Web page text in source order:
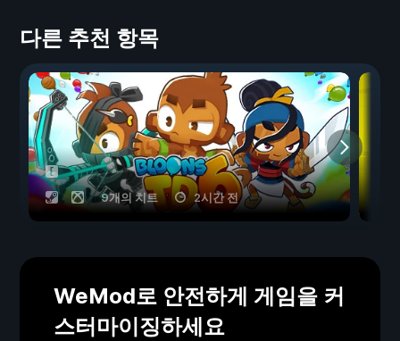
다른 추천 항목
9개의 치트 2시간 전
WeMod로 안전하게 게임을 커
스터마이징하세요